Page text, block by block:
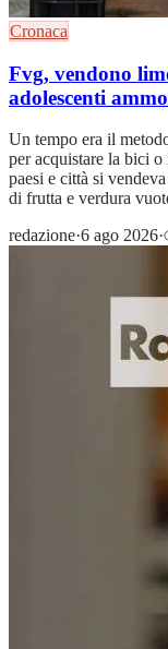
Cronaca
Fvg, vendono
adolescenti
Un tempo era il
per acquistare la bici
paesi e città si
di frutta e verdura
redazione·6 ago 2026·